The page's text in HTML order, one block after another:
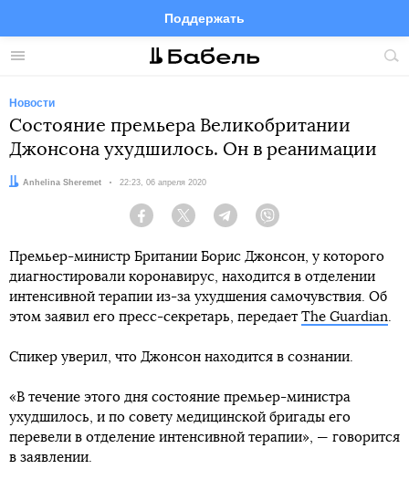
Меню
Поддержать
FacebookTelegramTwitter
Новости
Состояние премьера Великобритании
Джонсона ухудшилось. Он в реанимации
Автор:
Anhelina Sheremet Дата:
22:23, 06 апреля 2020
Facebook Twitter Telegram
Премьер-министр Британии Борис Джонсон, у которого
диагностировали коронавирус, находится в отделении
интенсивной терапии из-за ухудшения самочувствия. Об
этом заявил его пресс-секретарь, передает The Guardian.
Спикер уверил, что Джонсон находится в сознании.
«В течение этого дня состояние премьер-министра
ухудшилось, и по совету медицинской бригады его
перевели в отделение интенсивной терапии», — говорится
в заявлении.